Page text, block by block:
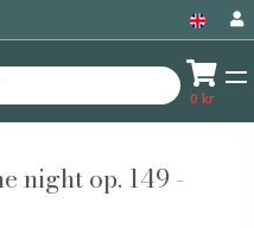
0 kr
night op. 149 -